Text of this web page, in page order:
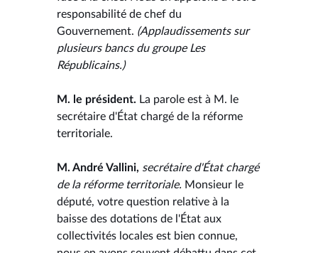
responsabilité de chef du
Gouvernement. (Applaudissements sur
plusieurs bancs du groupe Les
Républicains.)
M. le président. La parole est à M. le
secrétaire d'État chargé de la réforme
territoriale.
M. André Vallini, secrétaire d'État chargé
de la réforme territoriale. Monsieur le
député, votre question relative à la
baisse des dotations de l'État aux
collectivités locales est bien connue,